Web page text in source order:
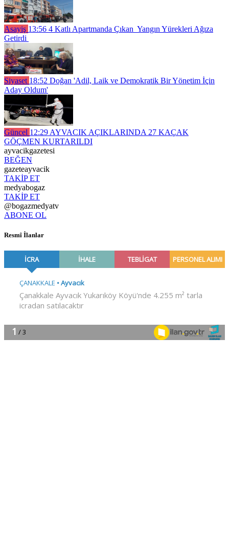
Asayiş 13:56 4 Katlı Apartmanda Çıkan Yangın Yürekleri Ağıza
Getirdi
Siyaset 18:52 Doğan 'Adil, Laik ve Demokratik Bir Yönetim İçin
Aday Oldum'
Güncel 12:29 AYVACIK AÇIKLARINDA 27 KAÇAK
GÖÇMEN KURTARILDI
ayvacikgazetesi
BEĞEN
gazeteayvacik
TAKİP ET
medyabogaz
TAKİP ET
@bogazmedyatv
ABONE OL
Resmî İlanlar